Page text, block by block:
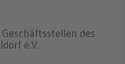
des
e.V.